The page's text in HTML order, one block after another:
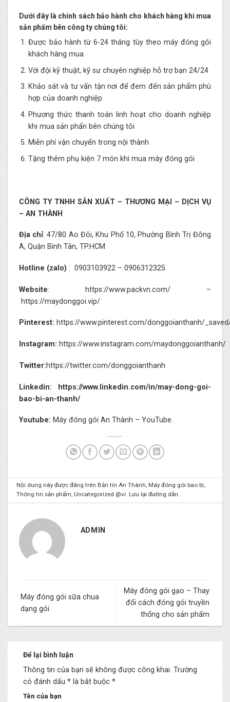
Dưới đây là chính sách bảo hành cho khách hàng khi mua
sản phẩm bên công ty chúng tôi:
Được bảo hành từ 6-24 tháng tùy theo máy đóng gói
khách hàng mua
Với đội kỹ thuật, kỹ sư chuyên nghiệp hỗ trợ bạn 24/24
Khảo sát và tư vấn tận nơi để đem đến sản phẩm phù
hợp của doanh nghiệp
Phương thức thanh toán linh hoạt cho doanh nghiệp
khi mua sản phẩn bên chúng tôi
Miễn phí vận chuyển trong nội thành
Tặng thêm phụ kiện 7 món khi mua máy đóng gói
CÔNG TY TNHH SẢN XUẤT – THƯƠNG MẠI – DỊCH VỤ
– AN THÀNH
Địa chỉ: 47/80 Ao Đôi, Khu Phố 10, Phường Bình Trị Đông
A, Quận Bình Tân, TP.HCM
Hotline (zalo) : 0903103922– 0906312325
Website: https://www.packvn.com/ –
https://maydonggoi.vip/
Pinterest: https://www.pinterest.com/donggoianthanh/
Instagram: https://www.instagram.com/maydonggoianthanh/
Twitter:https://twitter.com/donggoianthanh
Linkedin:
https://www.linkedin.com/in/may-dong-goi-
bao-bi-an-thanh/
Youtube: Máy đóng gói An Thành – YouTube.
Nội dung này được đăng trên Bản tin An Thành, Máy đóng gói bao bì,
Thông tin sản phẩm, Uncategorized @vi. Lưu lạiđường dẫn.
ADMIN
Máy đóng gói sữa chua
dạng gói
Máy đóng gói gạo – Thay
đổi cách đóng gói truyền
thống cho sản phẩm
Để lại bình luận
Thông tin của bạn sẽ không được công khai. Trường
có đánh dấu * là bắt buộc *
Tên của bạn